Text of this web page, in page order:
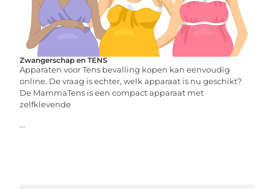
Zwangerschap en TENS
Apparaten voor Tens bevalling kopen kan eenvoudig
online. De vraag is echter, welk apparaat is nu geschikt?
De MammaTens is een compact apparaat met
zelfklevende
...